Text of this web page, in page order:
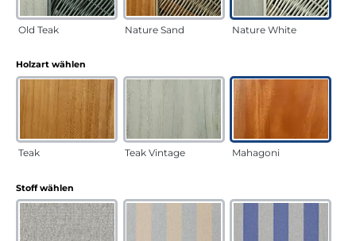
Old Teak Nature Sand Nature White
Holzart wählen
Teak Teak Vintage Mahagoni
Stoff wählen